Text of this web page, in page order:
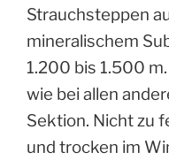
Strauchsteppen
mineralischem
1.200 bis 1.500
wie bei allen
Sektion. Nicht zu
und trocken im